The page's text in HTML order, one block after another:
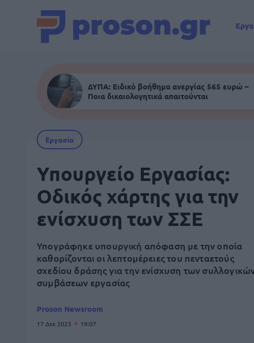
ΔΥΠΑ: Ειδικό βοήθημα ανεργίας 565 ευρώ –
Ποια δικαιολογητικά απαιτούνται
Εργασία
Υπουργείο Εργασίας:
Οδικός χάρτης για την
ενίσχυση των ΣΣΕ
Υπογράφηκε υπουργική απόφαση με την οποία
καθορίζονται οι λεπτομέρειες του πενταετούς
σχεδίου δράσης για την ενίσχυση των
συμβάσεων εργασίας
Proson Newsroom
17 Δεκ 2025 19:07